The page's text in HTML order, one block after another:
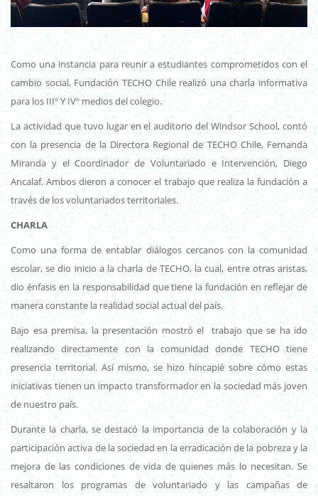
Como una instancia para reunir a estudiantes comprometidos con el
cambio social, Fundación TECHO Chile realizó una charla informativa
para los IIIº Y IVº medios del colegio.
La actividad que tuvo lugar en el auditorio del Windsor School, contó
con la presencia de la Directora Regional de TECHO Chile, Fernanda
Miranda y el Coordinador de Voluntariado e Intervención, Diego
Ancalaf. Ambos dieron a conocer el trabajo que realiza la fundación a
través de los voluntariados territoriales.
CHARLA
Como una forma de entablar diálogos cercanos con la comunidad
escolar, se dio inicio a la charla de TECHO, la cual, entre otras aristas,
dio énfasis en la responsabilidad que tiene la fundación en reflejar de
manera constante la realidad social actual del país.
Bajo esa premisa, la presentación mostró el trabajo que se ha ido
realizando directamente con la comunidad donde TECHO tiene
presencia territorial. Así mismo, se hizo hincapié sobre cómo estas
iniciativas tienen un impacto transformador en la sociedad más joven
de nuestro país.
Durante la charla, se destacó la importancia de la colaboración y la
participación activa de la sociedad en la erradicación de la pobreza y la
mejora de las condiciones de vida de quienes más lo necesitan. Se
resaltaron los programas de voluntariado y las campañas de